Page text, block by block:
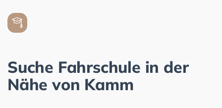
Suche Fahrschule in der
Nähe von Kamm